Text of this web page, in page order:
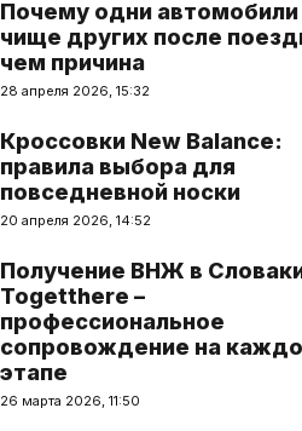
Почему одни автомобили
чище других после
чем причина
28 апреля 2026, 15:32
Кроссовки New Balance:
правила выбора для
повседневной носки
20 апреля 2026, 14:52
Получение ВНЖ в
Togetthere –
профессиональное
сопровождение на
этапе
26 марта 2026, 11:50